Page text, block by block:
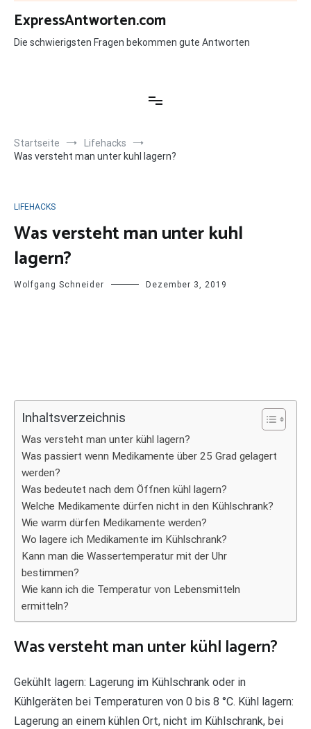
Zum
Inhalt
springen
ExpressAntworten.com
Die schwierigsten Fragen bekommen gute Antworten
Startseite
Lifehacks
Was versteht man unter kuhl lagern?
LIFEHACKS
Was versteht man unter kuhl
lagern?
Wolfgang Schneider Dezember 3, 2019
Inhaltsverzeichnis
Was versteht man unter kühl lagern?
Was passiert wenn Medikamente über 25 Grad gelagert
werden?
Was bedeutet nach dem Öffnen kühl lagern?
Welche Medikamente dürfen nicht in den Kühlschrank?
Wie warm dürfen Medikamente werden?
Wo lagere ich Medikamente im Kühlschrank?
Kann man die Wassertemperatur mit der Uhr
bestimmen?
Wie kann ich die Temperatur von Lebensmitteln
ermitteln?
Was versteht man unter kühl lagern?
Gekühlt lagern: Lagerung im Kühlschrank oder in
Kühlgeräten bei Temperaturen von 0 bis 8 °C. Kühl lagern:
Lagerung an einem kühlen Ort, nicht im Kühlschrank, bei